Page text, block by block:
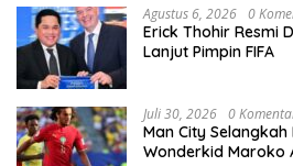
Agustus 6, 2026 0
Erick Thohir Resmi
Lanjut Pimpin FIFA
Juli 30, 2026 0
Man City
Wonderkid Maroko